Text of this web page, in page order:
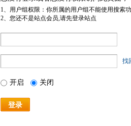
1、用户组权限：你所属的用户组不能使用搜索
2、您还不是站点会员,请先登录站点
找
开启 关闭
登录